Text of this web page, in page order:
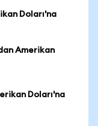
Doları'na
Amerikan
Doları'na